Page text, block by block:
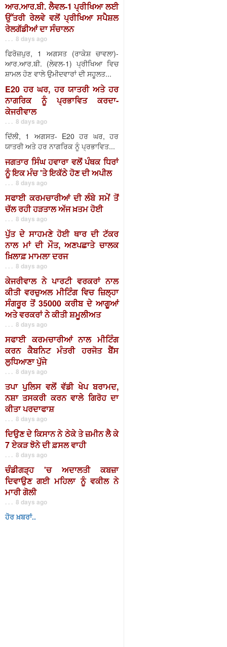
ਆਰ.ਆਰ.ਬੀ. ਲੈਵਲ-1 ਪ੍ਰੀਖਿਆ ਲਈ
ਉੱਤਰੀ ਰੇਲਵੇ ਵਲੋਂ ਪ੍ਰੀਖਿਆ ਸਪੈਸ਼ਲ
ਰੇਲਗੱਡੀਆਂ ਦਾ ਸੰਚਾਲਨ
. . . 8 days ago
ਫਿਰੋਜ਼ਪੁਰ, 1 ਅਗਸਤ (ਰਾਕੇਸ਼ ਚਾਵਲਾ)-
ਆਰ.ਆਰ.ਬੀ. (ਲੇਵਲ-1) ਪ੍ਰੀਖਿਆ ਵਿਚ
ਸ਼ਾਮਲ ਹੋਣ ਵਾਲੇ ਉਮੀਦਵਾਰਾਂ ਦੀ ਸਹੂਲਤ...
E20 ਹਰ ਘਰ, ਹਰ ਯਾਤਰੀ ਅਤੇ ਹਰ
ਨਾਗਰਿਕ ਨੂੰ ਪ੍ਰਭਾਵਿਤ ਕਰਦਾ-
ਕੇਜਰੀਵਾਲ
. . . 8 days ago
ਦਿੱਲੀ, 1 ਅਗਸਤ- E20 ਹਰ ਘਰ, ਹਰ
ਯਾਤਰੀ ਅਤੇ ਹਰ ਨਾਗਰਿਕ ਨੂੰ ਪ੍ਰਭਾਵਿਤ...
ਜਗਤਾਰ ਸਿੰਘ ਹਵਾਰਾ ਵਲੋਂ ਪੰਥਕ ਧਿਰਾਂ
ਨੂੰ ਇਕ ਮੰਚ 'ਤੇ ਇਕੱਠੇ ਹੋਣ ਦੀ ਅਪੀਲ
. . . 8 days ago
ਸਫਾਈ ਕਰਮਚਾਰੀਆਂ ਦੀ ਲੰਬੇ ਸਮੇਂ ਤੋਂ
ਚੱਲ ਰਹੀ ਹੜਤਾਲ ਅੱਜ ਖ਼ਤਮ ਹੋਈ
. . . 8 days ago
ਪੁੱਤ ਦੇ ਸਾਹਮਣੇ ਹੋਈ ਥਾਰ ਦੀ ਟੱਕਰ
ਨਾਲ ਮਾਂ ਦੀ ਮੌਤ, ਅਣਪਛਾਤੇ ਚਾਲਕ
ਖ਼ਿਲਾਫ਼ ਮਾਮਲਾ ਦਰਜ
. . . 8 days ago
ਕੇਜਰੀਵਾਲ ਨੇ ਪਾਰਟੀ ਵਰਕਰਾਂ ਨਾਲ
ਕੀਤੀ ਵਰਚੁਅਲ ਮੀਟਿੰਗ ਵਿਚ ਜ਼ਿਲ੍ਹਾ
ਸੰਗਰੂਰ ਤੋਂ 35000 ਕਰੀਬ ਦੇ ਆਗੂਆਂ
ਅਤੇ ਵਰਕਰਾਂ ਨੇ ਕੀਤੀ ਸ਼ਮੂਲੀਅਤ
. . . 8 days ago
ਸਫਾਈ ਕਰਮਚਾਰੀਆਂ ਨਾਲ ਮੀਟਿੰਗ
ਕਰਨ ਕੈਬਨਿਟ ਮੰਤਰੀ ਹਰਜੋਤ ਬੈਂਸ
ਲੁਧਿਆਣਾ ਪੁੱਜੇ
. . . 8 days ago
ਤਪਾ ਪੁਲਿਸ ਵਲੋਂ ਵੱਡੀ ਖੇਪ ਬਰਾਮਦ,
ਨਸ਼ਾ ਤਸਕਰੀ ਕਰਨ ਵਾਲੇ ਗਿਰੋਹ ਦਾ
ਕੀਤਾ ਪਰਦਾਫਾਸ਼
. . . 8 days ago
ਦਿਉਣ ਦੇ ਕਿਸਾਨ ਨੇ ਠੇਕੇ ਤੇ ਜ਼ਮੀਨ ਲੈ ਕੇ
7 ਏਕੜ ਝੋਨੇ ਦੀ ਫ਼ਸਲ ਵਾਹੀ
. . . 8 days ago
ਚੰਡੀਗੜ੍ਹ 'ਚ ਅਦਾਲਤੀ ਕਬਜ਼ਾ
ਦਿਵਾਉਣ ਗਈ ਮਹਿਲਾ ਨੂੰ ਵਕੀਲ ਨੇ
ਮਾਰੀ ਗੋਲੀ
. . . 8 days ago
ਹੋਰ ਖ਼ਬਰਾਂ..